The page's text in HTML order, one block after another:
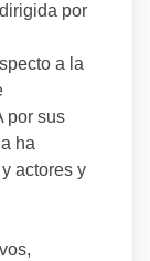
por
a la
por sus
ha
actores y